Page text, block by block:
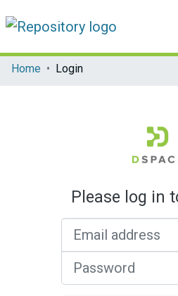
Communities & Collections
Home Login
Please log in